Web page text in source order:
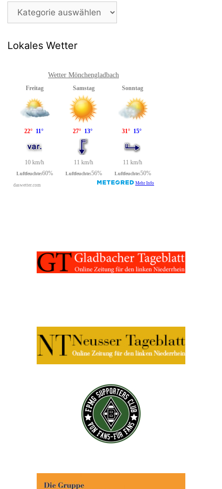
Beitragsarchiv
Lokales Wetter
Wetter Mönchengladbach